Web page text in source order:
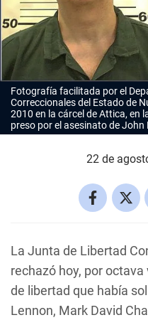
Fotografía facilitada por el
Correccionales del Estado de
2010 en la cárcel de Attica, en
preso por el asesinato de John
22 de
La Junta de Libertad
rechazó hoy, por
de libertad que había
Lennon, Mark David